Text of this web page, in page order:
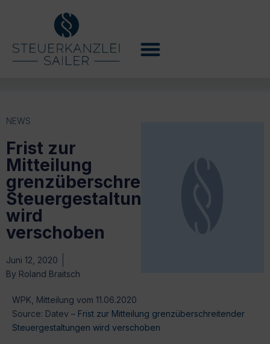
NEWS
Frist zur
Mitteilung
grenzüberschreitender
Steuergestaltungen
wird
verschoben
Juni 12, 2020
By Roland Braitsch
WPK, Mitteilung vom 11.06.2020
Source: Datev – Frist zur Mitteilung grenzüberschreitender
Steuergestaltungen wird verschoben